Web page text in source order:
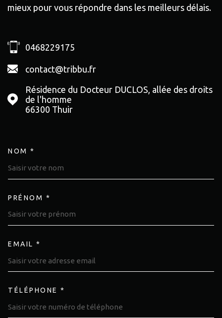
mieux pour vous répondre dans les meilleurs délais.
0468229175
contact@tribbu.fr
Résidence du Docteur DUCLOS, allée des droits
de l'homme
66300
Thuir
NOM *
PRÉNOM *
EMAIL *
TÉLÉPHONE *